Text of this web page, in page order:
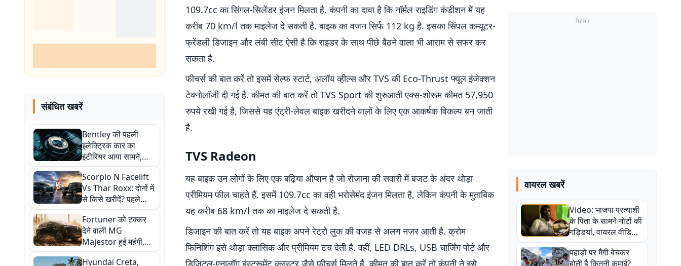
संबंधित खबरें
Bentley की पहली
इलेक्ट्रिक कार का
इंटीरियर आया सामने,
मिलेंगे फिजिकल बटन और
4 अलग केबिन मोड
Scorpio N Facelift
Vs Thar Roxx: दोनों में
से किसे खरीदें? पहले
प्राइस, इंजन और फीचर्स
के बीच देखें कंपैरिजन
Fortuner को टक्कर
देने वाली MG
Majestor हुई महंगी,
1.5 लाख रुपये तक बढ़े
Hyundai Creta,
109.7cc का सिंगल-सिलेंडर इंजन मिलता है. कंपनी का दावा है कि नॉर्मल राइडिंग कंडीशन में यह
करीब 70 km/l तक माइलेज दे सकती है. बाइक का वजन सिर्फ 112 kg है. इसका सिंपल कम्यूटर-
फ्रेंडली डिजाइन और लंबी सीट ऐसी है कि राइडर के साथ पीछे बैठने वाला भी आराम से सफर कर
सकता है.
फीचर्स की बात करें तो इसमें सेल्फ स्टार्ट, अलॉय व्हील्स और TVS की Eco-Thrust फ्यूल इंजेक्शन
टेक्नोलॉजी दी गई है. कीमत की बात करें तो TVS Sport की शुरुआती एक्स-शोरूम कीमत 57,950
रुपये रखी गई है, जिससे यह एंट्री-लेवल बाइक खरीदने वालों के लिए एक आकर्षक विकल्प बन जाती
है.
TVS Radeon
यह बाइक उन लोगों के लिए एक बढ़िया ऑप्शन है जो रोजाना की सवारी में बजट के अंदर थोड़ा
प्रीमियम फील चाहते हैं. इसमें 109.7cc का वही भरोसेमंद इंजन मिलता है, लेकिन कंपनी के मुताबिक
यह करीब 68 km/l तक का माइलेज दे सकती है.
डिजाइन की बात करें तो यह बाइक अपने रेट्रो लुक की वजह से अलग नजर आती है. क्रोम
फिनिशिंग इसे थोड़ा क्लासिक और प्रीमियम टच देती है. वहीं, LED DRLs, USB चार्जिंग पोर्ट और
डिजिटल-एनालॉग इंस्ट्रूमेंट क्लस्टर जैसे फीचर्स मिलते हैं. कीमत की बात करें तो कंपनी ने इसे
विज्ञापन
वायरल खबरें
Video: भाजपा प्रत्याशी
के पिता के सामने नोटों की
गड्डियां, वायरल वीडियो
से राजनीति में उबाल,
अजित महतो बोले- TMC
पहाड़ों पर मैगी बेचकर
होती है कितनी कमाई?